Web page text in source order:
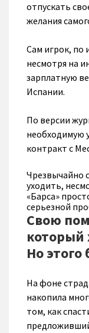
отпускать
желания
Сам игрок, по
несмотря на
зарплатную
Испании.
По версии
необходимую
контракт с
Чрезвычайно
уходить,
«Барса»
серьезной
Свою
который
Но
На фоне
накопила
том, как